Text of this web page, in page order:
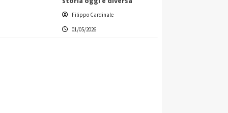
Filippo Cardinale
01/05/2026